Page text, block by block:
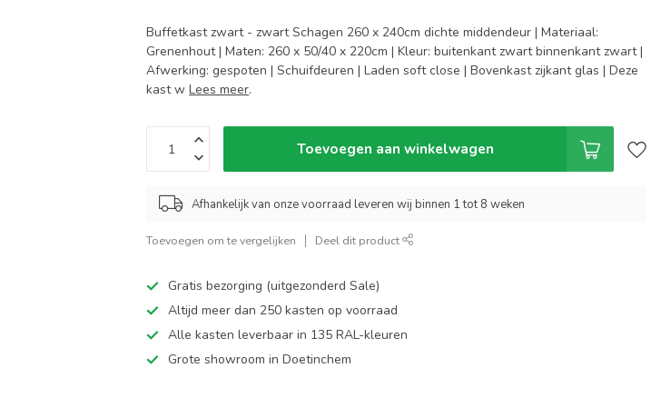
Buffetkast zwart - zwart Schagen 260 x 240cm dichte middendeur | Materiaal:
Grenenhout | Maten: 260 x 50/40 x 220cm | Kleur: buitenkant zwart binnenkant zwart |
Afwerking: gespoten | Schuifdeuren | Laden soft close | Bovenkast zijkant glas | Deze
kast wLees meer.
Toevoegen aan winkelwagen
Afhankelijk van onze voorraad leveren wij binnen 1 tot 8 weken
Toevoegen om te vergelijken Deel dit product
Gratis bezorging (uitgezonderd Sale)
Altijd meer dan 250 kasten op voorraad
Alle kasten leverbaar in 135 RAL-kleuren
Grote showroom in Doetinchem